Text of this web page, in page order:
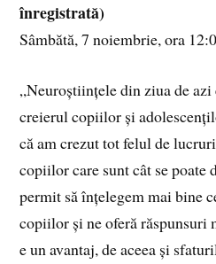
înregistrată)
Sâmbătă, 7 noiembrie, ora
„Neuroștiințele din ziua de
creierul copiilor și
că am crezut tot felul de
copiilor care sunt cât se poate
permit să înțelegem mai bine
copiilor și ne oferă răspunsuri
e un avantaj, de aceea și